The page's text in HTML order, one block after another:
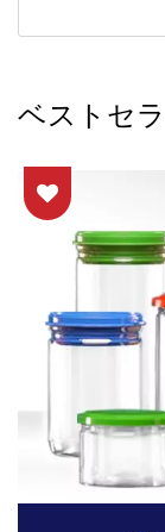
ベストセ